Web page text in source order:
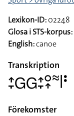
Lexikon-ID:02248
Glosa i STS-korpus:
English:canoe
Transkription
􌤴􌥙􌤦􌤦􌤴􌥙􌥰􌥾􌦇􌥼􌥻
Förekomster